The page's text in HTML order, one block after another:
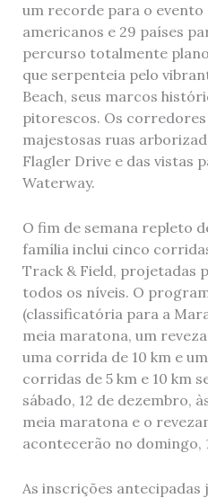
um recorde para o evento
americanos e 29 países
percurso totalmente
que serpenteia pelo
Beach, seus marcos
pitorescos. Os
majestosas ruas
Flagler Drive e das vistas
Waterway.
O fim de semana repleto
família inclui cinco
Track & Field, projetadas
todos os níveis. O
(classificatória para a
meia maratona, um
uma corrida de 10 km e
corridas de 5 km e 10 km
sábado, 12 de dezembro,
meia maratona e o
acontecerão no domingo,
As inscrições